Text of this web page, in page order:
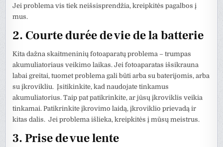
Jei problema vis tiek neišsisprendžia, kreipkitės pagalbos į
mus.
2. Courte durée de vie de la batterie
Kita dažna skaitmeninių fotoaparatų problema – trumpas
akumuliatoriaus veikimo laikas. Jei fotoaparatas išsikrauna
labai greitai, tuomet problema gali būti arba su baterijomis, arba
su įkrovikliu. Įsitikinkite, kad naudojate tinkamus
akumuliatorius. Taip pat patikrinkite, ar jūsų įkroviklis veikia
tinkamai. Patikrinkite įkrovimo laidą, įkroviklio prievadą ir
kitas dalis. Jei problema išlieka, kreipkitės į mūsų meistrus.
3. Prise de vue lente